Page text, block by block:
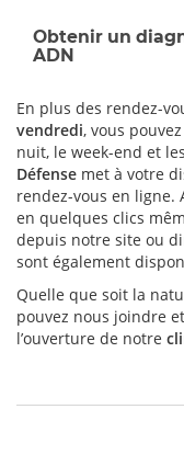
Obtenir un
ADN
En plus des rendez-
vendredi, vous
nuit, le week-end et
Défense met à votre
rendez-vous en ligne.
en quelques clics
depuis notre site ou
sont également
Quelle que soit la
pouvez nous joindre
l’ouverture de notre